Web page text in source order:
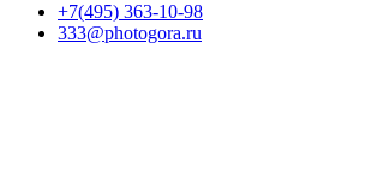
+7(495) 363-10-98
333@photogora.ru